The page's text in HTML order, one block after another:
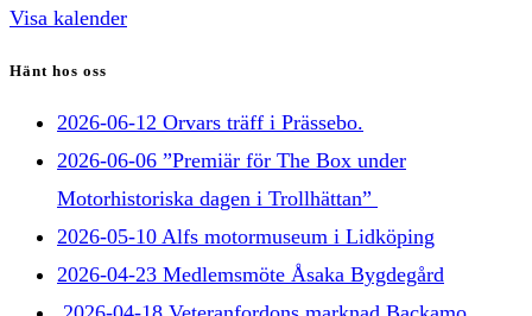
Visa kalender
Hänt hos oss
2026-06-12 Orvars träff i Prässebo.
2026-06-06 ”Premiär för The Box under
Motorhistoriska dagen i Trollhättan”
2026-05-10 Alfs motormuseum i Lidköping
2026-04-23 Medlemsmöte Åsaka Bygdegård